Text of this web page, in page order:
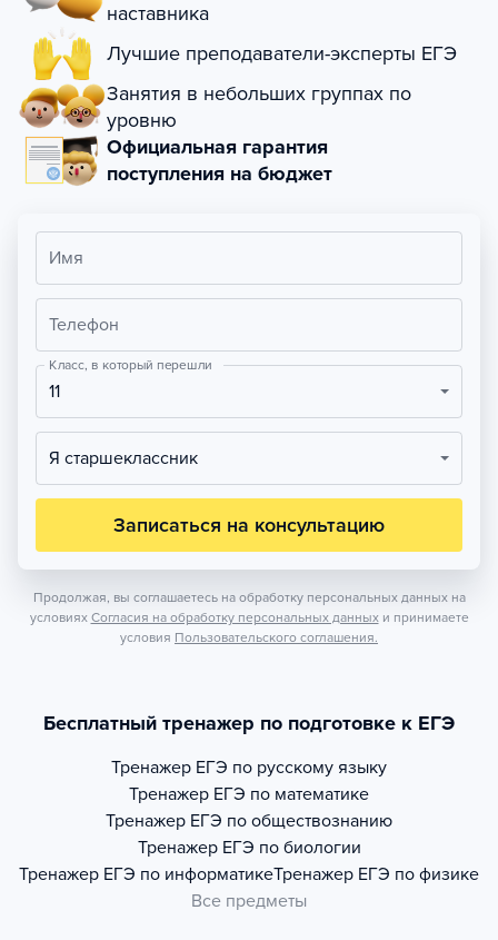
наставника
Лучшие преподаватели-эксперты ЕГЭ
Занятия в небольших группах по
уровню
Официальная гарантия
поступления на бюджет
Имя
Телефон
Класс, в который перешли
11
Я старшеклассник
Записаться на консультацию
Продолжая, вы соглашаетесь на обработку персональных данных на
условиях Согласия на обработку персональных данных и принимаете
условия Пользовательского соглашения.
Бесплатный тренажер по подготовке к ЕГЭ
Тренажер ЕГЭ по русскому языку
Тренажер ЕГЭ по математике
Тренажер ЕГЭ по обществознанию
Тренажер ЕГЭ по биологии
Тренажер ЕГЭ по информатикеТренажер ЕГЭ по физике
Все предметы